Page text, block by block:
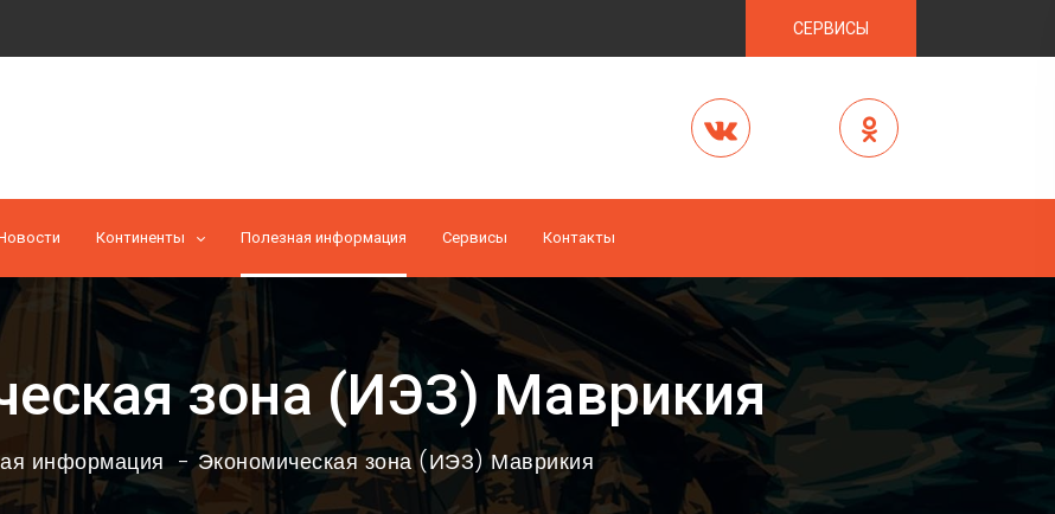
СЕРВИСЫ
Континенты Полезная информация Cервисы Контакты
зона (ИЭЗ) Маврикия
информация Экономическая зона (ИЭЗ) Маврикия